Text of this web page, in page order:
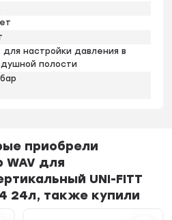
для настройки давления в
полости
приобрели
WAV для
UNI-FITT
24л, также купили